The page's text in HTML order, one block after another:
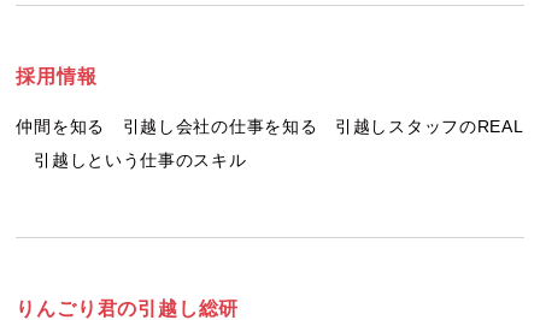
採用情報
仲間を知る 引越し会社の仕事を知る
引越しスタッフのREAL
引越しという仕事のスキル
りんごり君の引越し総研